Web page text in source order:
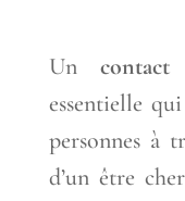
Un
essentielle
personnes à
d’un être